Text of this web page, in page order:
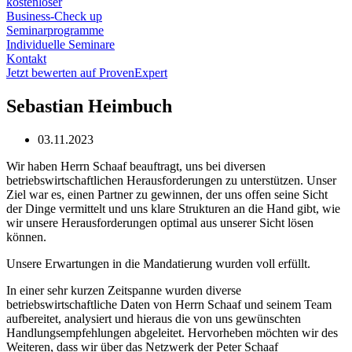
Business-Check up
Seminarprogramme
Individuelle Seminare
Kontakt
Jetzt bewerten auf ProvenExpert
Sebastian Heimbuch
03.11.2023
Wir haben Herrn Schaaf beauftragt, uns bei diversen
betriebswirtschaftlichen Herausforderungen zu unterstützen. Unser
Ziel war es, einen Partner zu gewinnen, der uns offen seine Sicht
der Dinge vermittelt und uns klare Strukturen an die Hand gibt, wie
wir unsere Herausforderungen optimal aus unserer Sicht lösen
können.
Unsere Erwartungen in die Mandatierung wurden voll erfüllt.
In einer sehr kurzen Zeitspanne wurden diverse
betriebswirtschaftliche Daten von Herrn Schaaf und seinem Team
aufbereitet, analysiert und hieraus die von uns gewünschten
Handlungsempfehlungen abgeleitet. Hervorheben möchten wir des
Weiteren, dass wir über das Netzwerk der Peter Schaaf